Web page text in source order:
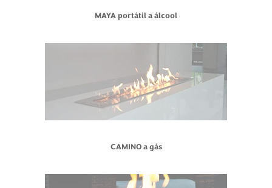
MAYA portátil a álcool
CAMINO a gás